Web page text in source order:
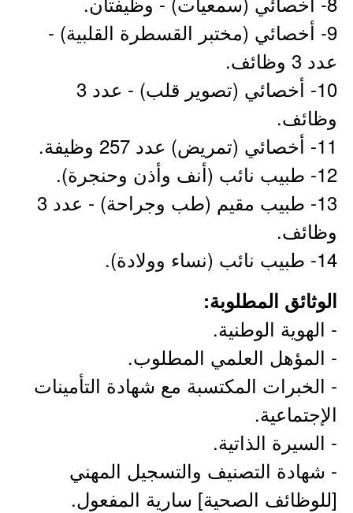
9- أخصائي (مختبر القسطرة القلبية) -
عدد 3 وظائف.
10- أخصائي (تصوير قلب) - عدد 3
وظائف.
11- أخصائي (تمريض) عدد 257 وظيفة.
12- طبيب نائب (أنف وأذن وحنجرة).
13- طبيب مقيم (طب وجراحة) - عدد 3
وظائف.
14- طبيب نائب (نساء وولادة).
الوثائق المطلوبة:
- الهوية الوطنية.
- المؤهل العلمي المطلوب.
- الخبرات المكتسبة مع شهادة التأمينات
الإجتماعية.
- السيرة الذاتية.
- شهادة التصنيف والتسجيل المهني
[للوظائف الصحية] سارية المفعول.